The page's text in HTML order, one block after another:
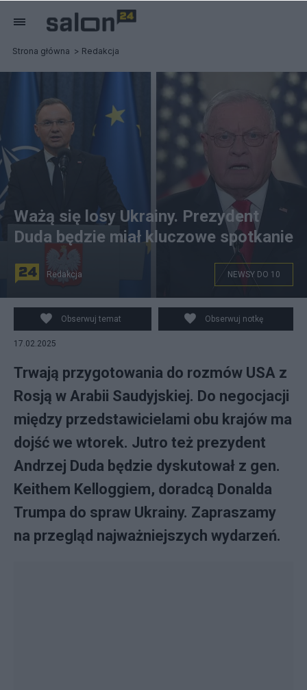
Strona główna Redakcja
Ważą się losy Ukrainy. Prezydent
Duda będzie miał kluczowe spotkanie
Redakcja NEWSY DO 10
Obserwuj temat Obserwuj notkę
17.02.2025
Trwają przygotowania do rozmów USA z
Rosją w Arabii Saudyjskiej. Do negocjacji
między przedstawicielami obu krajów ma
dojść we wtorek. Jutro też prezydent
Andrzej Duda będzie dyskutował z gen.
Keithem Kelloggiem, doradcą Donalda
Trumpa do spraw Ukrainy. Zapraszamy
na przegląd najważniejszych wydarzeń.